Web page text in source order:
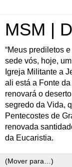
MSM |
“Meus prediletos
sede vós, hoje,
Igreja Militante a
ali está a Fonte
renovará o
segredo da Vida,
Pentecostes de
renovada
da Eucaristia.